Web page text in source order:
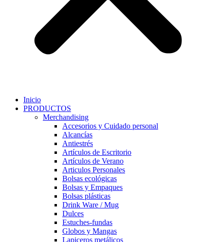
Inicio
PRODUCTOS
Merchandising
Accesorios y Cuidado personal
Alcancías
Antiestrés
Artículos de Escritorio
Artículos de Verano
Articulos Personales
Bolsas ecológicas
Bolsas y Empaques
Bolsas plásticas
Drink Ware / Mug
Dulces
Estuches-fundas
Globos y Mangas
Lapiceros metálicos